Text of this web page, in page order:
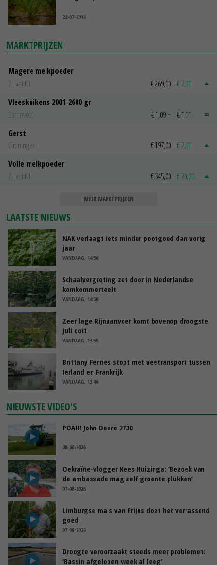
22-07-2016
MARKTPRIJZEN
Magere melkpoeder
Zuivel NL
€ 269,00 € 7,00
Vleeskuikens 2001-2600 gr
Barneveld
€ 1,09 ~ € 1,11
Gerst
Groningen
€ 197,00 € 2,00
Volle melkpoeder
Zuivel NL
€ 345,00 € 20,00
MEER MARKTPRIJZEN
LAATSTE NIEUWS
NAK verlaagt iets minder pootgoed dan vorig
jaar
VANDAAG, 14:56
Schaalvergroting zet door in Nederlandse
komkommerteelt
VANDAAG, 14:30
Zeer lage Rijnaanvoer komt bovenop droogste
juli ooit
VANDAAG, 13:55
Brittany Ferries stopt met veetransport tussen
Ierland en Frankrijk
VANDAAG, 13:46
NIEUWSTE VIDEO'S
POAH! John Deere 7730
08-08-2026
Oekraïne-vlogger Kees Huizinga: ‘Bezoek van
de ambassade mag zelf groente plukken’
07-08-2026
Limburgse mais van Frijns doet het verrassend
goed
07-08-2026
Droogte veroorzaakt steeds meer problemen:
‘Bassin afgelopen week al leeg’